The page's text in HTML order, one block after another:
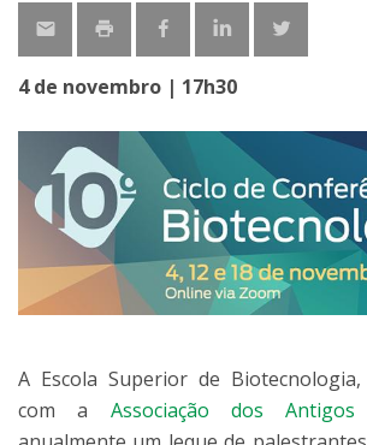
4 de novembro | 17h30
A Escola Superior de
com a Associação dos Antigos